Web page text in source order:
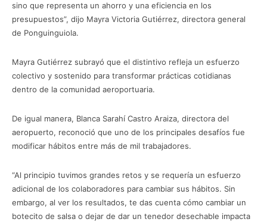
sino que representa un ahorro y una eficiencia en los
presupuestos”, dijo Mayra Victoria Gutiérrez, directora general
de Ponguinguiola.
Mayra Gutiérrez subrayó que el distintivo refleja un esfuerzo
colectivo y sostenido para transformar prácticas cotidianas
dentro de la comunidad aeroportuaria.
De igual manera, Blanca Sarahí Castro Araiza, directora del
aeropuerto, reconoció que uno de los principales desafíos fue
modificar hábitos entre más de mil trabajadores.
“Al principio tuvimos grandes retos y se requería un esfuerzo
adicional de los colaboradores para cambiar sus hábitos. Sin
embargo, al ver los resultados, te das cuenta cómo cambiar un
botecito de salsa o dejar de dar un tenedor desechable impacta